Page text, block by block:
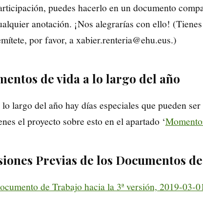
puedes hacerlo en un documento
anotación. ¡Nos alegrarías con ello!
por favor, a xabier.renteria@ehu.eus.)
de vida a lo largo del año
largo del año hay días especiales que pueden
el proyecto sobre esto en el apartado ‘
Previas de los Documentos
de Trabajo hacia la 3ª versión, 2019-03-01